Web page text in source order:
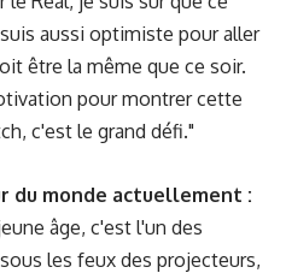
aussi optimiste pour aller
être la même que ce soir.
pour montrer cette
c'est le grand défi."
du monde actuellement :
âge, c'est l'un des
les feux des projecteurs,